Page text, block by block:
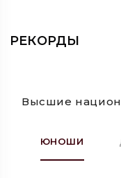
РЕКОРДЫ
Высшие
ЮНОШИ